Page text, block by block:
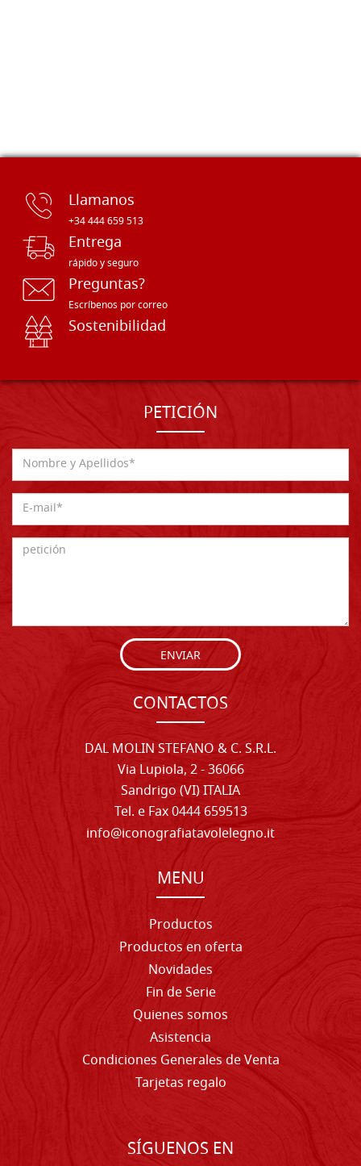
Llamanos
+34 444 659 513
Entrega
rápido y seguro
Preguntas?
Escríbenos por correo
Sostenibilidad
PETICIÓN
ENVIAR
CONTACTOS
DAL MOLIN STEFANO & C. S.R.L.
Via Lupiola, 2 - 36066
Sandrigo (VI) ITALIA
Tel. e Fax 0444 659513
info@iconografiatavolelegno.it
MENU
Productos
Productos en oferta
Novidades
Fin de Serie
Quienes somos
Asistencia
Condiciones Generales de Venta
Tarjetas regalo
SÍGUENOS EN